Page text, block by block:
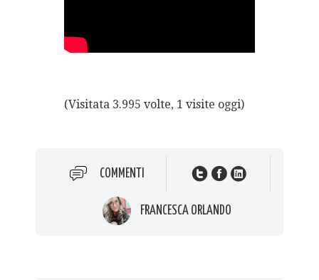
(Visitata 3.995 volte, 1 visite oggi)
COMMENTI
FRANCESCA ORLANDO